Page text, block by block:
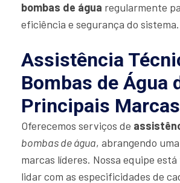
bombas de água regularmente
eficiência e segurança do sistema.
Assistência
Bombas de Água
Principais Marcas
Oferecemos serviços de
bombas de água, abrangendo
marcas líderes. Nossa equipe
lidar com as especificidades de